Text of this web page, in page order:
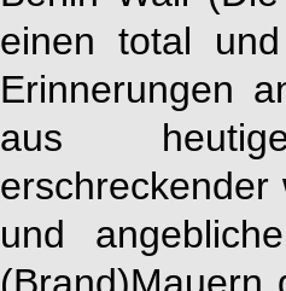
einen total
Erinnerungen
aus
und
(Brand)Mauern